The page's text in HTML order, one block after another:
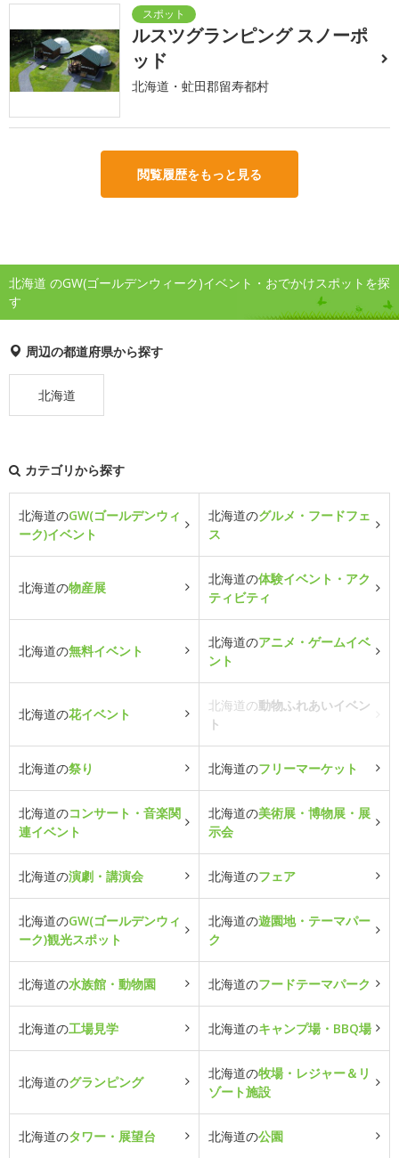
ルスツグランピング スノーポ
ッド
北海道・虻田郡留寿都村
閲覧履歴をもっと見る
北海道 のGW(ゴールデンウィーク)イベント・おでかけスポットを探
す
周辺の都道府県から探す
北海道
カテゴリから探す
北海道のGW(ゴールデンウィ
ーク)イベント
北海道のグルメ・フードフェ
ス
北海道の物産展
北海道の体験イベント・アク
ティビティ
北海道の無料イベント
北海道のアニメ・ゲームイベ
ント
北海道の花イベント
北海道の動物ふれあいイベン
ト
北海道の祭り 北海道のフリーマーケット
北海道のコンサート・音楽関
連イベント
北海道の美術展・博物展・展
示会
北海道の演劇・講演会 北海道のフェア
北海道のGW(ゴールデンウィ
ーク)観光スポット
北海道の遊園地・テーマパー
ク
北海道の水族館・動物園 北海道のフードテーマパーク
北海道の工場見学 北海道のキャンプ場・BBQ場
北海道のグランピング
北海道の牧場・レジャー＆リ
ゾート施設
北海道のタワー・展望台 北海道の公園